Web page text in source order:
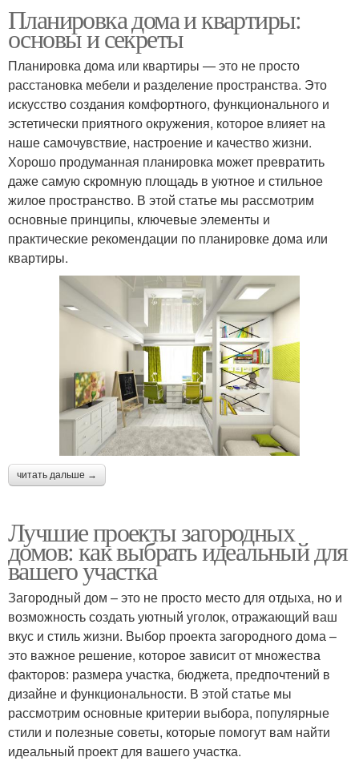
Планировка дома и квартиры:
основы и секреты
Планировка дома или квартиры — это не просто
расстановка мебели и разделение пространства. Это
искусство создания комфортного, функционального и
эстетически приятного окружения, которое влияет на
наше самочувствие, настроение и качество жизни.
Хорошо продуманная планировка может превратить
даже самую скромную площадь в уютное и стильное
жилое пространство. В этой статье мы рассмотрим
основные принципы, ключевые элементы и
практические рекомендации по планировке дома или
квартиры.
читать дальше →
Лучшие проекты загородных
домов: как выбрать идеальный для
вашего участка
Загородный дом – это не просто место для отдыха, но и
возможность создать уютный уголок, отражающий ваш
вкус и стиль жизни. Выбор проекта загородного дома –
это важное решение, которое зависит от множества
факторов: размера участка, бюджета, предпочтений в
дизайне и функциональности. В этой статье мы
рассмотрим основные критерии выбора, популярные
стили и полезные советы, которые помогут вам найти
идеальный проект для вашего участка.